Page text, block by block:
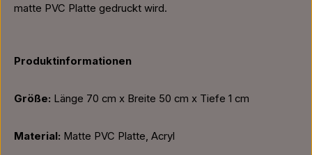
matte PVC Platte gedruckt wird.
Produktinformationen
Größe: Länge 70 cm x Breite 50 cm x Tiefe 1 cm
Material: Matte PVC Platte, Acryl